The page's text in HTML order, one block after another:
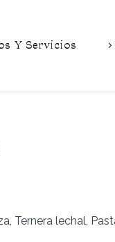
Y Servicios
Ternera lechal,